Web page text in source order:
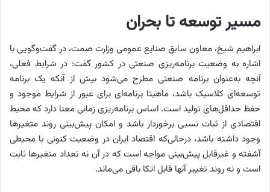
مسیر توسعه تا بحران
ابراهیم شیخ، معاون سابق صنایع عمومی وزارت صمت، در گفت‌وگویی با
اشاره به وضعیت برنامه‌ریزی صنعتی در کشور گفت: در شرایط فعلی،
آنچه به‌عنوان برنامه صنعتی مطرح می‌شود بیش از آنکه یک برنامه
توسعه‌ای کلاسیک باشد، ماهیتا برنامه‌ای برای عبور از شرایط موجود و
حفظ حداقل‌های تولید است. اساس برنامه‌ریزی زمانی معنا دارد که محیط
اقتصادی از ثبات نسبی برخوردار باشد و امکان پیش‌بینی روند متغیرها
وجود داشته باشد، درحالی‌که اقتصاد ایران در وضعیت کنونی با محیطی
آشفته و غیرقابل پیش‌بینی مواجه است که در آن نه تعداد متغیرها ثابت
است و نه روند تغییر آنها قابل اتکا باقی می‌ماند.